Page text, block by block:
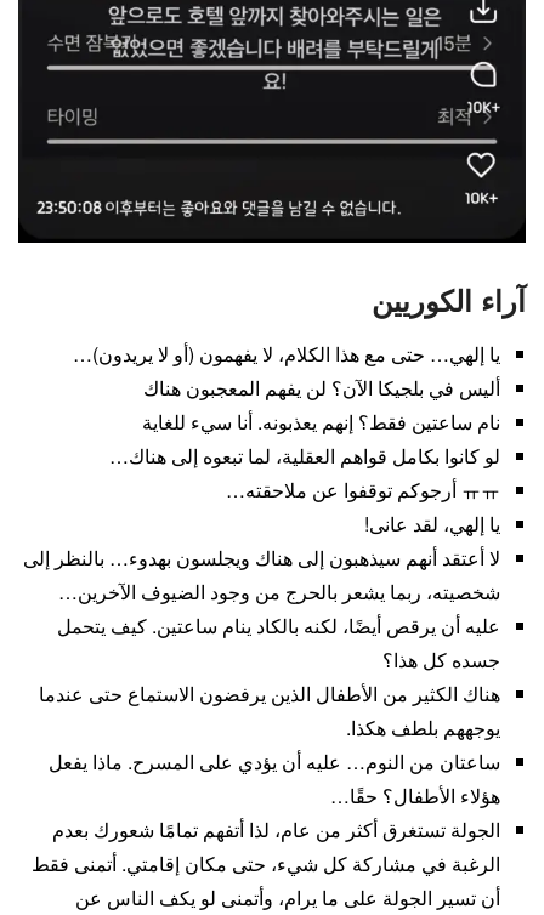
آراء الكوريين
يا إلهي… حتى مع هذا الكلام، لا يفهمون (أو لا يريدون)…
أليس في بلجيكا الآن؟ لن يفهم المعجبون هناك
نام ساعتين فقط؟ إنهم يعذبونه. أنا سيء للغاية
لو كانوا بكامل قواهم العقلية، لما تبعوه إلى هناك…
ㅠㅠ أرجوكم توقفوا عن ملاحقته…
يا إلهي، لقد عانى!
لا أعتقد أنهم سيذهبون إلى هناك ويجلسون بهدوء… بالنظر إلى
شخصيته، ربما يشعر بالحرج من وجود الضيوف الآخرين…
عليه أن يرقص أيضًا، لكنه بالكاد ينام ساعتين. كيف يتحمل
جسده كل هذا؟
هناك الكثير من الأطفال الذين يرفضون الاستماع حتى عندما
يوجههم بلطف هكذا.
ساعتان من النوم… عليه أن يؤدي على المسرح. ماذا يفعل
هؤلاء الأطفال؟ حقًا…
الجولة تستغرق أكثر من عام، لذا أتفهم تمامًا شعورك بعدم
الرغبة في مشاركة كل شيء، حتى مكان إقامتي. أتمنى فقط
أن تسير الجولة على ما يرام، وأتمنى لو يكف الناس عن